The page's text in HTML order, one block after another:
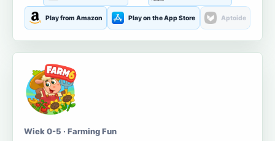
Play from Amazon Play on the App Store Aptoide
Wiek 0-5 · Farming Fun